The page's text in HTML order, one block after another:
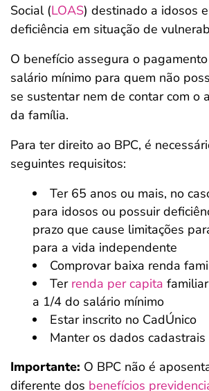
Social (LOAS) destinado a idosos
deficiência em situação de
O benefício assegura o
salário mínimo para quem não
se sustentar nem de contar com o
da família.
Para ter direito ao BPC, é
seguintes requisitos:
Ter 65 anos ou mais, no
para idosos ou possuir
prazo que cause limitações
para a vida independente
Comprovar baixa renda
Ter renda per capita
a 1/4 do salário mínimo
Estar inscrito no CadÚnico
Manter os dados
Importante: O BPC não é
diferente dos benefícios